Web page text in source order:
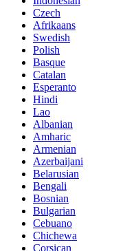
Czech
Afrikaans
Swedish
Polish
Basque
Catalan
Esperanto
Hindi
Lao
Albanian
Amharic
Armenian
Azerbaijani
Belarusian
Bengali
Bosnian
Bulgarian
Cebuano
Chichewa
Corsican